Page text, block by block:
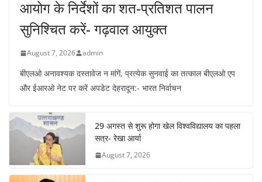
आयोग के निर्देशों का शत-प्रतिशत पालन
सुनिश्चित करें- गढ़वाल आयुक्त
August 7, 2026 admin
बीएलओ अनावश्यक दस्तावेज न मांगें, प्रत्येक सुनवाई का तत्काल बीएलओ एप
और ईआरओ नेट पर करें अपडेट देहरादून:- भारत निर्वाचन
29 अगस्त से शुरू होगा खेल विश्वविद्यालय का पहला
सत्र- रेखा आर्या
August 7, 2026